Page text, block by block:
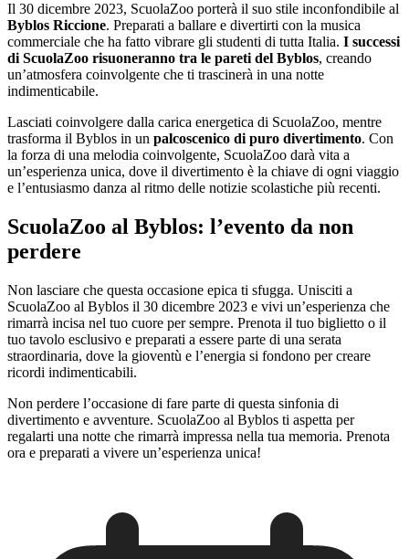
Il 30 dicembre 2023, ScuolaZoo porterà il suo stile inconfondibile al
Byblos Riccione. Preparati a ballare e divertirti con la musica
commerciale che ha fatto vibrare gli studenti di tutta Italia. I successi
di ScuolaZoo risuoneranno tra le pareti del Byblos, creando
un’atmosfera coinvolgente che ti trascinerà in una notte
indimenticabile.
Lasciati coinvolgere dalla carica energetica di ScuolaZoo, mentre
trasforma il Byblos in un palcoscenico di puro divertimento. Con
la forza di una melodia coinvolgente, ScuolaZoo darà vita a
un’esperienza unica, dove il divertimento è la chiave di ogni viaggio
e l’entusiasmo danza al ritmo delle notizie scolastiche più recenti.
ScuolaZoo al Byblos: l’evento da non
perdere
Non lasciare che questa occasione epica ti sfugga. Unisciti a
ScuolaZoo al Byblos il 30 dicembre 2023 e vivi un’esperienza che
rimarrà incisa nel tuo cuore per sempre. Prenota il tuo biglietto o il
tuo tavolo esclusivo e preparati a essere parte di una serata
straordinaria, dove la gioventù e l’energia si fondono per creare
ricordi indimenticabili.
Non perdere l’occasione di fare parte di questa sinfonia di
divertimento e avventure. ScuolaZoo al Byblos ti aspetta per
regalarti una notte che rimarrà impressa nella tua memoria. Prenota
ora e preparati a vivere un’esperienza unica!